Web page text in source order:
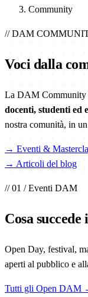
Community
// DAM
Voci dalla
La DAM Community
docenti, studenti ed
nostra comunità, in
→ Eventi &
→ Articoli del blog
// 01 / Eventi DAM
Cosa succede
Open Day, festival,
aperti al pubblico e
Tutti gli Open DAM